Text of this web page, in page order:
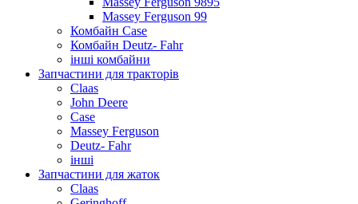
Massey Ferguson 99
Комбайн Case
Комбайн Deutz- Fahr
інші комбайни
Запчастини для тракторів
Claas
John Deere
Case
Massey Ferguson
Deutz- Fahr
інші
Запчастини для жаток
Claas